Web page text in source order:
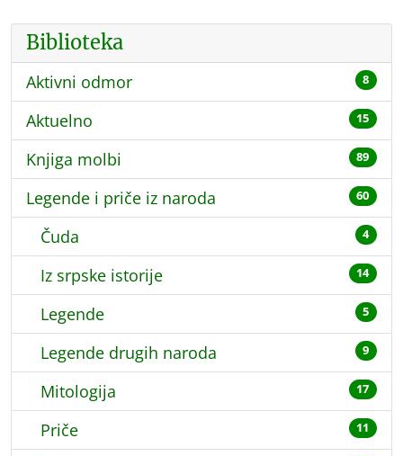
Biblioteka
Aktivni odmor 8
Aktuelno 15
Knjiga molbi 89
Legende i priče iz naroda 60
Čuda 4
Iz srpske istorije 14
Legende 5
Legende drugih naroda 9
Mitologija 17
Priče 11